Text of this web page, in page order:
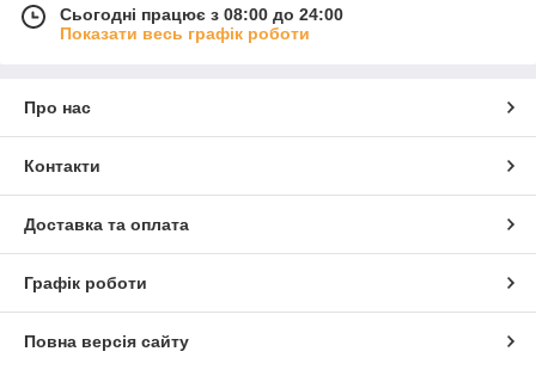
Сьогодні працює з 08:00 до 24:00
Показати весь графік роботи
Про нас
Контакти
Доставка та оплата
Графік роботи
Повна версія сайту